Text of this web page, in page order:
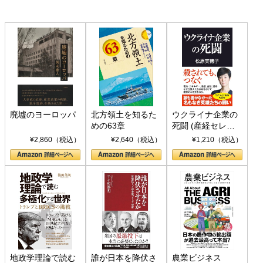
廃墟のヨーロッパ
¥2,860（税込）
北方領土を知るた
めの63章
¥2,640（税込）
ウクライナ企業の
死闘 (産経セレク
ト S 039)¥1,210（税込）
地政学理論で読む 誰が日本を降伏さ 農業ビジネス